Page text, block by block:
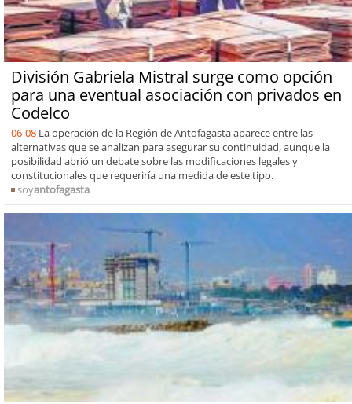
División Gabriela Mistral surge como opción
para una eventual asociación con privados en
Codelco
06-08 La operación de la Región de Antofagasta aparece entre las
alternativas que se analizan para asegurar su continuidad, aunque la
posibilidad abrió un debate sobre las modificaciones legales y
constitucionales que requeriría una medida de este tipo.
soyantofagasta